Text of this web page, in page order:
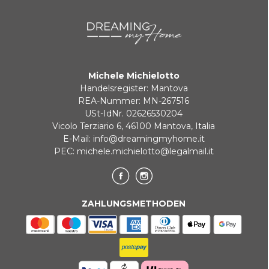
Michele Michielotto
Handelsregister: Mantova
REA-Nummer: MN-267516
USt-IdNr. 02626530204
Vicolo Terziario 6, 46100 Mantova, Italia
E-Mail: info@dreamingmyhome.it
PEC: michele.michielotto@legalmail.it
ZAHLUNGSMETHODEN